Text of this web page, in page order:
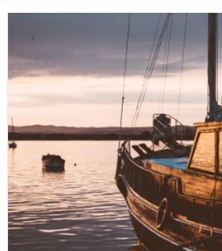
Mantenimiento
integral de
embarcaciones